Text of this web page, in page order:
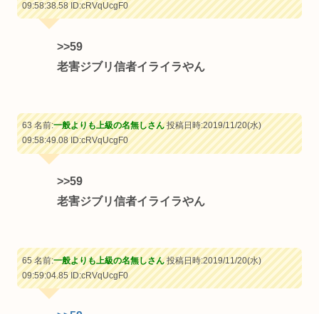
09:58:38.58ID:cRVqUcgF0
>>59
老害ジブリ信者イライラやん
63 名前:一般よりも上級の名無しさん投稿日時:2019/11/20(水)
09:58:49.08ID:cRVqUcgF0
>>59
老害ジブリ信者イライラやん
65 名前:一般よりも上級の名無しさん投稿日時:2019/11/20(水)
09:59:04.85ID:cRVqUcgF0